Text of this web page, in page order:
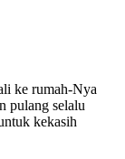
ke rumah-Nya
pulang selalu
kekasih